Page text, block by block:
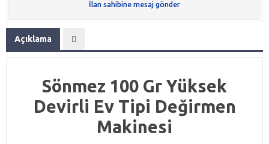
İlan sahibine mesaj gönder
Açıklama
Sönmez 100 Gr Yüksek
Devirli Ev Tipi Değirmen
Makinesi